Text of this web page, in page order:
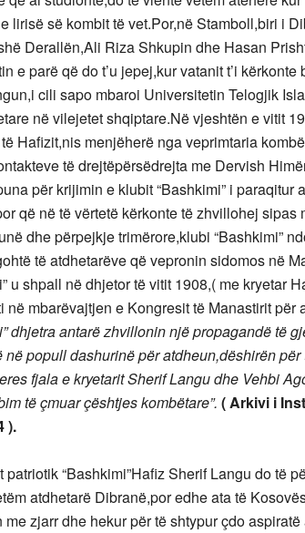
lirisë së kombit të vet.Por,në Stamboll,biri i
Derallën,Ali Riza Shkupin dhe Hasan
e parë që do t’u jepej,kur vatanit t’i
cili sapo mbaroi Universitetin Telogjik
në vilejetet shqiptare.Në vjeshtën e vitit
Hafizit,nis menjëherë nga veprimtaria
të drejtëpërsëdrejta me Dervish
për krijimin e klubit “Bashkimi” i
që në të vërtetë kërkonte të zhvillohej sipas
dhe përpejkje trimërore,klubi “Bashkimi”
të atdhetarëve që vepronin sidomos në
u shpall në dhjetor të vitit 1908,( me kryetar
në mbarëvajtjen e Kongresit të Manastirit për
dhjetra antarë zhvillonin një propagandë të
në popull dashurinë për atdheun,dëshirën
fjala e kryetarit Sherif Langu dhe Vehbi
të çmuar çështjes kombëtare”. ( Arkivi i
).
patriotik “Bashkimi”Hafiz Sherif Langu do të
atdhetarë Dibranë,por edhe ata të
zjarr dhe hekur për të shtypur çdo